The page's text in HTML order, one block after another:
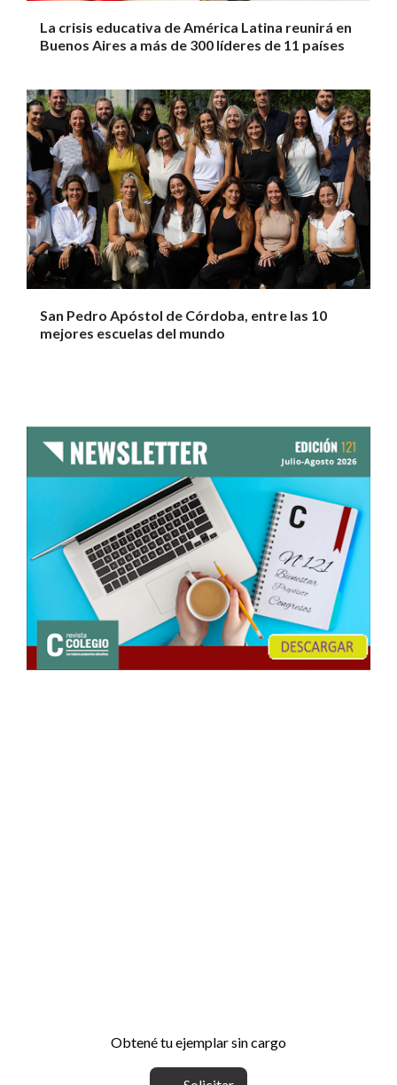
La crisis educativa de América Latina reunirá en
Buenos Aires a más de 300 líderes de 11 países
San Pedro Apóstol de Córdoba, entre las 10
mejores escuelas del mundo
Obtené tu ejemplar sin cargo